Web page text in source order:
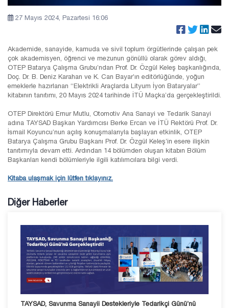
27 Mayıs 2024, Pazartesi 16:06
Akademide, sanayide, kamuda ve sivil toplum örgütlerinde çalışan pek
çok akademisyen, öğrenci ve mezunun gönüllü olarak görev aldığı,
OTEP Batarya Çalışma Grubu’ndan Prof. Dr. Özgül Keleş başkanlığında,
Doç. Dr. B. Deniz Karahan ve K. Can Bayar’ın editörlüğünde, yoğun
emeklerle hazırlanan “Elektrikli Araçlarda Lityum İyon Bataryalar”
kitabının tanıtımı, 20 Mayıs 2024 tarihinde İTÜ Maçka’da gerçekleştirildi.
OTEP Direktörü Ernur Mutlu, Otomotiv Ana Sanayi ve Tedarik Sanayi
adına TAYSAD Başkan Yardımcısı Berke Ercan ve İTÜ Rektörü Prof. Dr.
İsmail Koyuncu’nun açılış konuşmalarıyla başlayan etkinlik, OTEP
Batarya Çalışma Grubu Başkanı Prof. Dr. Özgül Keleş’in esere ilişkin
tanıtımıyla devam etti. Ardından 14 bölümden oluşan kitabın Bölüm
Başkanları kendi bölümleriyle ilgili katılımcılara bilgi verdi.
Kitaba ulaşmak için lütfen tıklayınız.
Diğer Haberler
TAYSAD, Savunma Sanayii Destekleriyle Tedarikçi Günü’nü